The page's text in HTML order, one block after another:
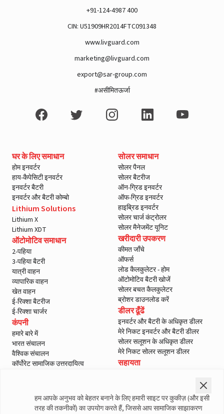
+91-124-4987 400
CIN: U51909HR2014FTC091348
www.livguard.com
marketing@livguard.com
export@sar-group.com
#असीमितऊर्जा
घर के लिए समाधान
होम इनवर्टर
हाय-कैपेसिटी इनवर्टर
इनवर्टर बैटरी
इनवर्टर और बैटरी कोम्बो
Lithium Solutions
Lithium X
Lithium XDT
ऑटोमोटिव समाधान
2-पहिया
3-पहिया बैटरी
यात्री वाहन
व्यापारिक वाहन
खेत वाहन
ई-रिक्शा बैटरीज
ई-रिक्शा चार्जर
कंपनी
हमारे बारे में
भारत संचालन
वैश्विक संचालन
कॉर्पोरेट सामाजिक उत्तरदायित्व
मीडिया और गैलरी
सोलर समाधान
सोलर पैनल
सोलर बैटरीज
ऑन-ग्रिड इनवर्टर
ऑफ-ग्रिड इनवर्टर
हाइब्रिड इनवर्टर
सोलर चार्ज कंट्रोलर
सोलर मैनेजमेंट यूनिट
खरीदारी उपकरण
कीमत जाँचे
ऑफर्स
लोड कैलकुलेटर - होम
ऑटोमोटिव बैटरी खोजें
सोलर बचत कैलकुलेटर
ब्रोशर डाउनलोड करें
डीलर ढूँढें
इनवर्टर और बैटरी के अधिकृत डीलर
मेरे निकट इनवर्टर और बैटरी डीलर
सोलर सलूशन के अधिकृत डीलर
मेरे निकट सोलर सलूशन डीलर
सहायता
वारंटी पंजीकरण
ग्राहक नीतियां
हम आपके अनुभव को बेहतर बनाने के लिए हमारी साइट पर कुकीज़ (और इसी
तरह की तकनीकों) का उपयोग करते हैं, जिससे आप सामाजिक साझाकरण